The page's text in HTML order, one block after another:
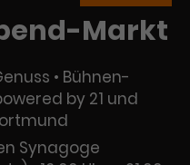
Markt
• Bühnen-
by 21 und
Synagoge